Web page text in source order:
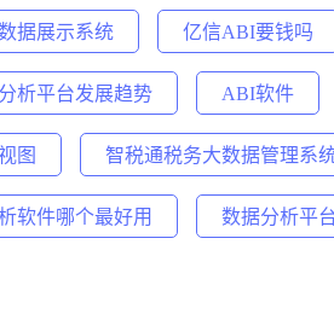
据展示系统 亿信ABI要钱吗
析平台发展趋势 ABI软件
图 智税通税务大数据管理系
软件哪个最好用 数据分析平